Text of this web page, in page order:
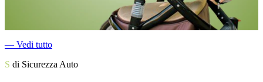
― Vedi tutto
S di Sicurezza Auto